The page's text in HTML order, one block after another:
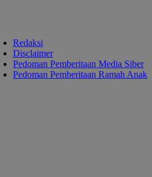
Redaksi
Disclaimer
Pedoman Pemberitaan Media Siber
Pedoman Pemberitaan Ramah Anak